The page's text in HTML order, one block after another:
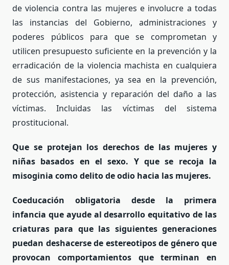
de violencia contra las mujeres e involucre a todas
las instancias del Gobierno, administraciones y
poderes públicos para que se comprometan y
utilicen presupuesto suficiente en la prevención y la
erradicación de la violencia machista en cualquiera
de sus manifestaciones, ya sea en la prevención,
protección, asistencia y reparación del daño a las
víctimas. Incluidas las víctimas del sistema
prostitucional.
Que se protejan los derechos de las mujeres y
niñas basados en el sexo. Y que se recoja la
misoginia como delito de odio hacia las mujeres.
Coeducación obligatoria desde la primera
infancia que ayude al desarrollo equitativo de las
criaturas para que las siguientes generaciones
puedan deshacerse de estereotipos de género que
provocan comportamientos que terminan en